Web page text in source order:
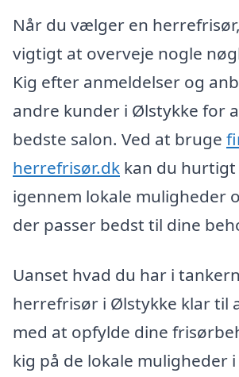
Når du vælger en
vigtigt at overveje nogle
Kig efter anmeldelser og
andre kunder i Ølstykke for
bedste salon. Ved at bruge
herrefrisør.dk kan du hurtigt
igennem lokale muligheder
der passer bedst til dine
Uanset hvad du har i
herrefrisør i Ølstykke klar til
med at opfylde dine
kig på de lokale muligheder